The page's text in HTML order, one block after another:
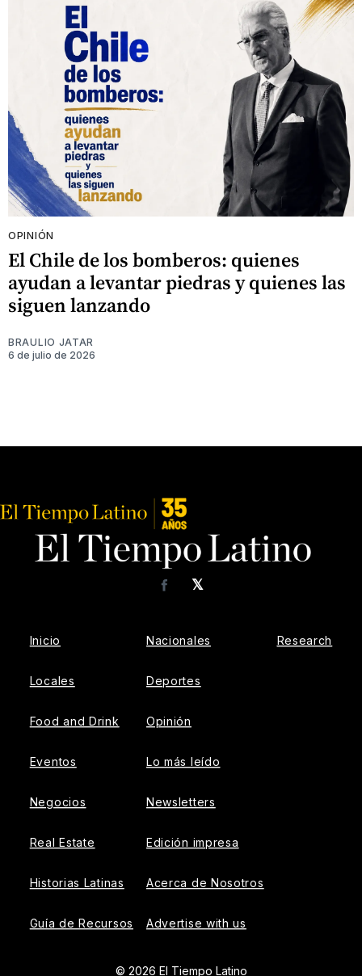
OPINIÓN
El Chile de los bomberos: quienes
ayudan a levantar piedras y quienes las
siguen lanzando
BRAULIO JATAR
6 de julio de 2026
𝕏
Facebook
Inicio
Locales
Food and Drink
Eventos
Negocios
Real Estate
Historias Latinas
Guía de Recursos
Nacionales
Deportes
Opinión
Lo más leído
Newsletters
Edición impresa
Acerca de Nosotros
Advertise with us
Research
© 2026 El Tiempo Latino